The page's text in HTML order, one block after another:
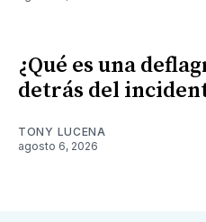
¿Qué es una
detrás del
TONY LUCENA
agosto 6, 2026